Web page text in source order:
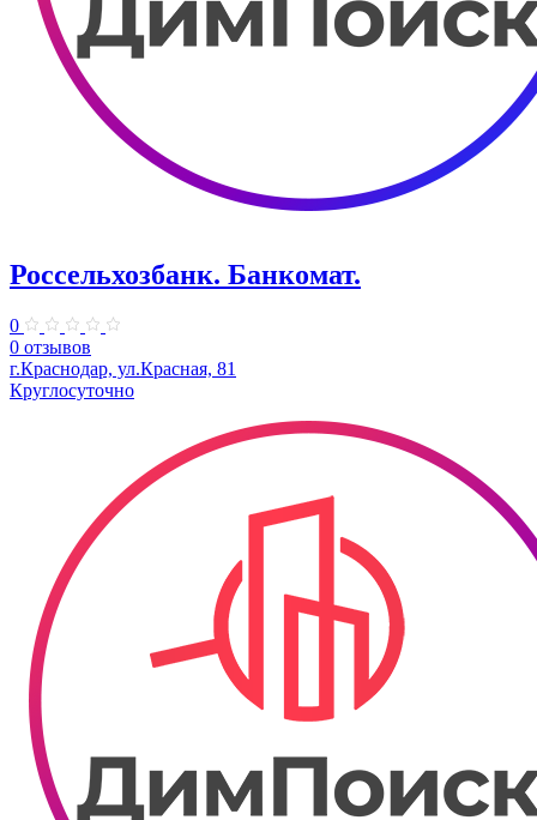
Россельхозбанк. Банкомат.
0
0 отзывов
г.Краснодар, ул.Красная, 81
Круглосуточно